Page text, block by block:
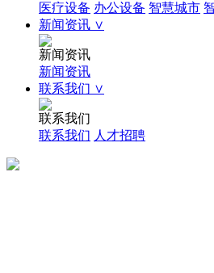
医疗设备 办公设备 智慧城市
新闻资讯 ∨
新闻资讯
新闻资讯
联系我们 ∨
联系我们
联系我们 人才招聘